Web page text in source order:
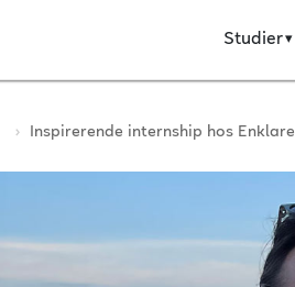
Studier
Inspirerende internship hos Enklare